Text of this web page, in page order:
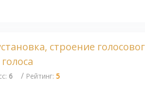
строение
6 / Рейтинг: 5